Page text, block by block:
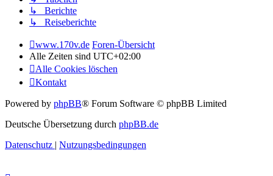
↳ Berichte
↳ Reiseberichte
www.170v.de Foren-Übersicht
Alle Zeiten sind UTC+02:00
Alle Cookies löschen
Kontakt
Powered by phpBB® Forum Software © phpBB Limited
Deutsche Übersetzung durch phpBB.de
Datenschutz
Nutzungsbedingungen